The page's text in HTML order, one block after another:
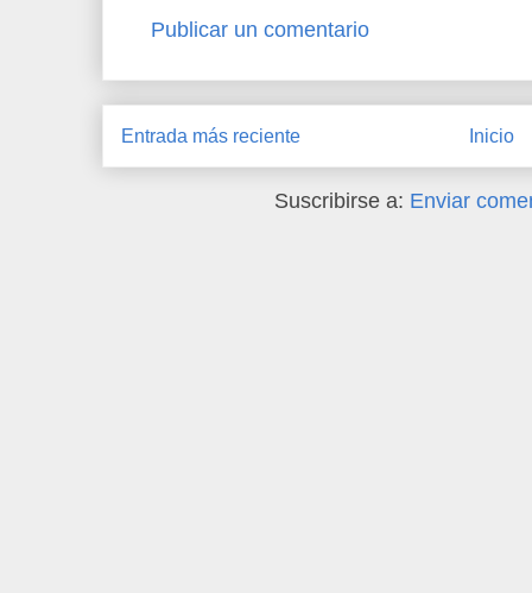
Publicar un comentario
Entrada más reciente Inicio
Suscribirse a: Enviar